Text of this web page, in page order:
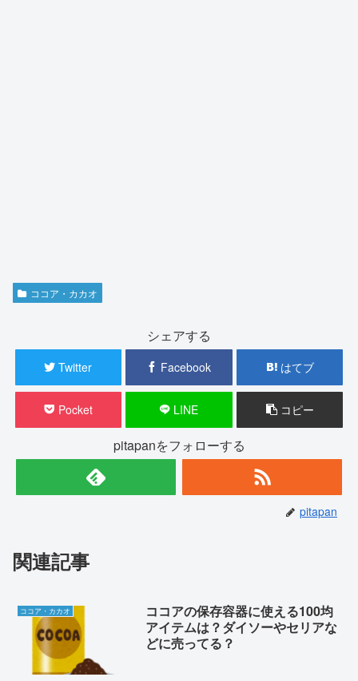
ココア・カカオ
シェアする
Twitter Facebook はてブ
Pocket LINE コピー
pitapanをフォローする
pitapan
関連記事
ココア・カカオ
ココアの保存容器に使える100均
アイテムは？ダイソーやセリアな
どに売ってる？